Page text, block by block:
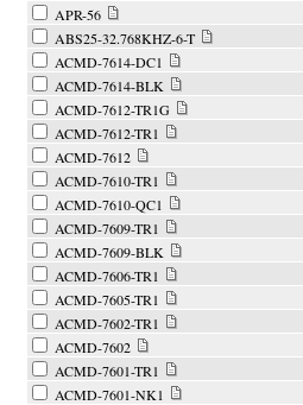
APR-56
ABS25-32.768KHZ-6-T
ACMD-7614-DC1
ACMD-7614-BLK
ACMD-7612-TR1G
ACMD-7612-TR1
ACMD-7612
ACMD-7610-TR1
ACMD-7610-QC1
ACMD-7609-TR1
ACMD-7609-BLK
ACMD-7606-TR1
ACMD-7605-TR1
ACMD-7602-TR1
ACMD-7602
ACMD-7601-TR1
ACMD-7601-NK1